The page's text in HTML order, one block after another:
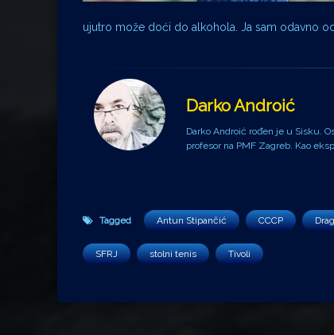
ujutro može doći do alkohola. Ja sam odavno
Darko Androić
Darko Androić rođen je u Sisku.
profesor na PMF Zagreb. Kao
Tagged Antun Stipančić CCCP
SFRJ stolni tenis Tivoli